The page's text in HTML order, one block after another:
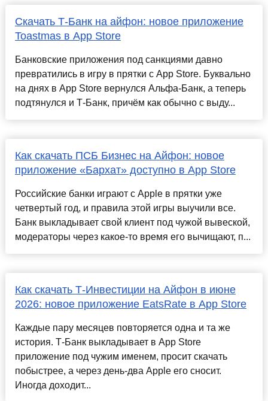
Скачать Т-Банк на айфон: новое приложение
Toastmas в App Store
Банковские приложения под санкциями давно
превратились в игру в прятки с App Store. Буквально
на днях в App Store вернулся Альфа-Банк, а теперь
подтянулся и Т-Банк, причём как обычно с выду...
Как скачать ПСБ Бизнес на Айфон: новое
приложение «Бархат» доступно в App Store
Российские банки играют с Apple в прятки уже
четвертый год, и правила этой игры выучили все.
Банк выкладывает свой клиент под чужой вывеской,
модераторы через какое-то время его вычищают, п...
Как скачать Т-Инвестиции на Айфон в июне
2026: новое приложение EatsRate в App Store
Каждые пару месяцев повторяется одна и та же
история. Т-Банк выкладывает в App Store
приложение под чужим именем, просит скачать
побыстрее, а через день-два Apple его сносит.
Иногда доходит...